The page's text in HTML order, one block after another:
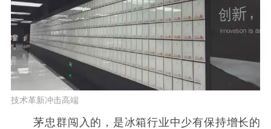
技术革新冲击高端
茅忠群闯入的，是冰箱行业中少有保持增长的